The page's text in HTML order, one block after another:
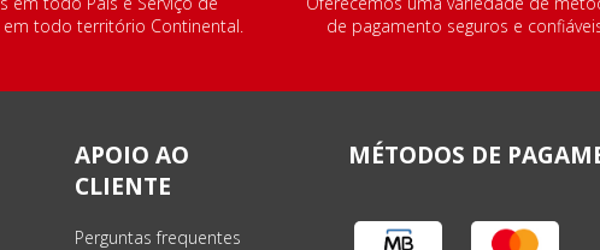
todo território Continental.
de pagamento seguros e
APOIO AO
CLIENTE
Perguntas frequentes
MÉTODOS DE